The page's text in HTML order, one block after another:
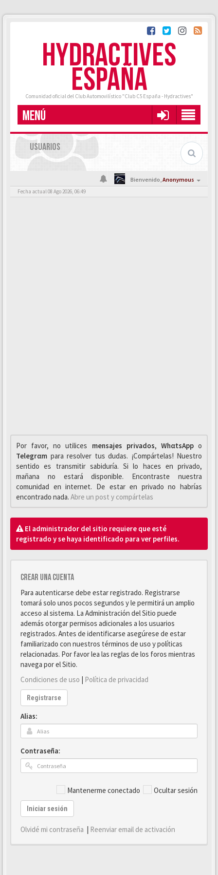
HYDRACTIVES
ESPAÑA
Comunidad oficial del Club Automovilístico "Club C5 España - Hydractives"
MENÚ
USUARIOS
Bienvenido,Anonymous
Fecha actual 08 Ago 2026, 06:49
Por favor, no utilices mensajes privados, WhαtsAppo
Telegrαm para resolver tus dudas. ¡Compártelas! Nuestro
sentido es transmitir sabiduría. Si lo haces en privado,
mañana no estará disponible. Encontraste nuestra
comunidad en internet. De estar en privado no habrías
encontrado nada. Abre un post y compártelas
El administrador del sitio requiere que esté
registrado y se haya identificado para ver perfiles.
Crear una cuenta
Para autenticarse debe estar registrado. Registrarse
tomará solo unos pocos segundos y le permitirá un amplio
acceso al sistema. La Administración del Sitio puede
además otorgar permisos adicionales a los usuarios
registrados. Antes de identificarse asegúrese de estar
familiarizado con nuestros términos de uso y políticas
relacionadas. Por favor lea las reglas de los foros mientras
navega por el Sitio.
Condiciones de uso | Política de privacidad
Registrarse
Alias:
Contraseña:
Mantenerme conectado Ocultar sesión
Iniciar sesión
Olvidé mi contraseña | Reenviar email de activación